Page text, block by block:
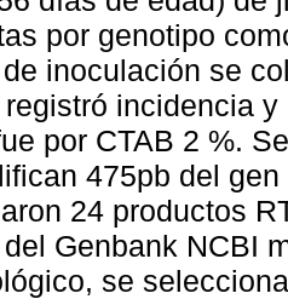
por genotipo
inoculación se
registró incidencia
por CTAB 2 %.
475pb del
24 productos
Genbank NCBI
se